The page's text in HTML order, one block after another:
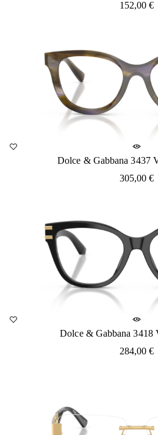
152,00€
Dolce & Gabbana 3437
305,00€
Dolce & Gabbana
284,00€